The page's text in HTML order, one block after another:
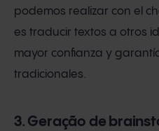
podemos realizar con el
es traducir textos a otros
mayor confianza y
tradicionales.
3. Geração de